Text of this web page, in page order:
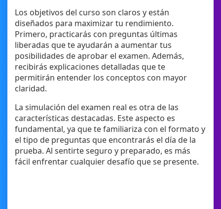
Los objetivos del curso son claros y están
diseñados para maximizar tu rendimiento.
Primero, practicarás con preguntas últimas
liberadas que te ayudarán a aumentar tus
posibilidades de aprobar el examen. Además,
recibirás explicaciones detalladas que te
permitirán entender los conceptos con mayor
claridad.
La simulación del examen real es otra de las
características destacadas. Este aspecto es
fundamental, ya que te familiariza con el formato y
el tipo de preguntas que encontrarás el día de la
prueba. Al sentirte seguro y preparado, es más
fácil enfrentar cualquier desafío que se presente.